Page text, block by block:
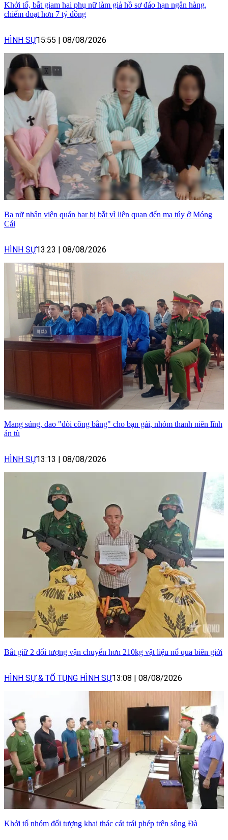
Khởi tố, bắt giam hai phụ nữ làm giả hồ sơ đáo hạn ngân hàng,
chiếm đoạt hơn 7 tỷ đồng
HÌNH SỰ15:55 08/08/2026
Ba nữ nhân viên quán bar bị bắt vì liên quan đến ma túy ở Móng
Cái
HÌNH SỰ13:23 08/08/2026
Mang súng, dao "đòi công bằng" cho bạn gái, nhóm thanh niên lĩnh
án tù
HÌNH SỰ13:13 08/08/2026
Bắt giữ 2 đối tượng vận chuyển hơn 210kg vật liệu nổ qua biên giới
HÌNH SỰ & TỐ TỤNG HÌNH SỰ13:08 08/08/2026
Khởi tố nhóm đối tượng khai thác cát trái phép trên sông Đà